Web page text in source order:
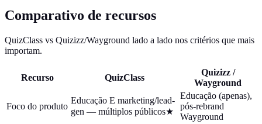
Comparativo de recursos
QuizClass vs Quizizz/Wayground lado a lado nos critérios que mais
importam.
Recurso QuizClass
Quizizz /
Wayground
Foco do produto
Educação E marketing/lead-
gen — múltiplos públicos★
Educação (apenas),
pós-rebrand
Wayground